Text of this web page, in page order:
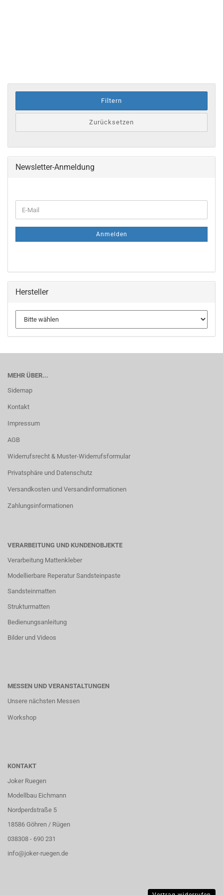
Filtern
Zurücksetzen
Newsletter-Anmeldung
ZUR
E-
Mail
Anmelden
Hersteller
MEHR ÜBER...
Sidemap
Kontakt
Impressum
AGB
Widerrufsrecht & Muster-Widerrufsformular
Privatsphäre und Datenschutz
Versandkosten und Versandinformationen
Zahlungsinformationen
VERARBEITUNG UND KUNDENOBJEKTE
Verarbeitung Mattenkleber
Modellierbare Reperatur Sandsteinpaste
Sandsteinmatten
Strukturmatten
Bedienungsanleitung
Bilder und Videos
MESSEN UND VERANSTALTUNGEN
Unsere nächsten Messen
Workshop
KONTAKT
Joker Ruegen
Modellbau Eichmann
Nordperdstraße 5
18586 Göhren / Rügen
038308 - 690 231
info@joker-ruegen.de